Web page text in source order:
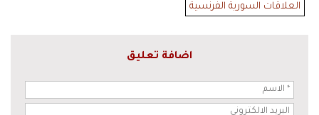
العلاقات السورية الفرنسية
اضافة تعليق